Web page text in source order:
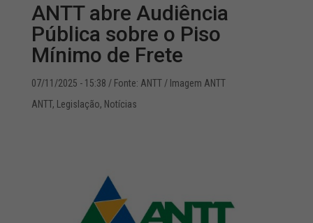
ANTT abre Audiência
Pública sobre o Piso
Mínimo de Frete
07/11/2025 - 15:38 / Fonte: ANTT / Imagem ANTT
ANTT, Legislação, Notícias